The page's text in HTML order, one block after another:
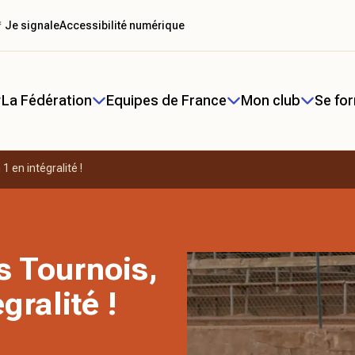
La Fédération Equipes de France Mon club Se
Je signaleAccessibilité numérique
en intégralité !
Tournois,
!